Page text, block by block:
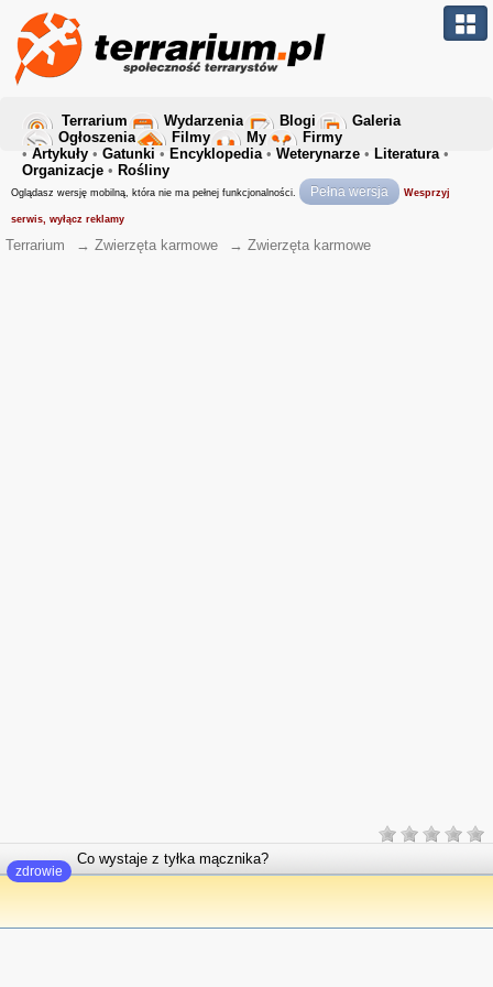
Terrarium Wydarzenia Blogi
Galeria
Ogłoszenia
Filmy My
Firmy
• Artykuły • Gatunki • Encyklopedia• Weterynarze • Literatura•
Organizacje • Rośliny
Oglądasz wersję mobilną, która nie ma pełnej funkcjonalności. Pełna wersja Wesprzyj
serwis, wyłącz reklamy
Terrarium → Zwierzęta karmowe → Zwierzęta karmowe
zdrowie
Co wystaje z tyłka mącznika?